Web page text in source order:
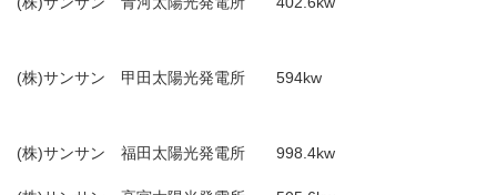
(株)サンサン 甲田太陽光発電所 594kw
(株)サンサン 福田太陽光発電所 998.4kw